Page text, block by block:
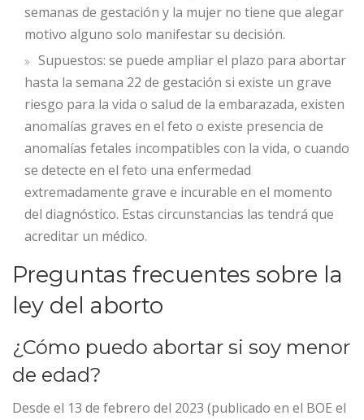
semanas de gestación y la mujer no tiene que alegar
motivo alguno solo manifestar su decisión.
Supuestos: se puede ampliar el plazo para abortar
hasta la semana 22 de gestación si existe un grave
riesgo para la vida o salud de la embarazada, existen
anomalías graves en el feto o existe presencia de
anomalías fetales incompatibles con la vida, o cuando
se detecte en el feto una enfermedad
extremadamente grave e incurable en el momento
del diagnóstico. Estas circunstancias las tendrá que
acreditar un médico.
Preguntas frecuentes sobre la
ley del aborto
¿Cómo puedo abortar si soy menor
de edad?
Desde el 13 de febrero del 2023 (publicado en el BOE el